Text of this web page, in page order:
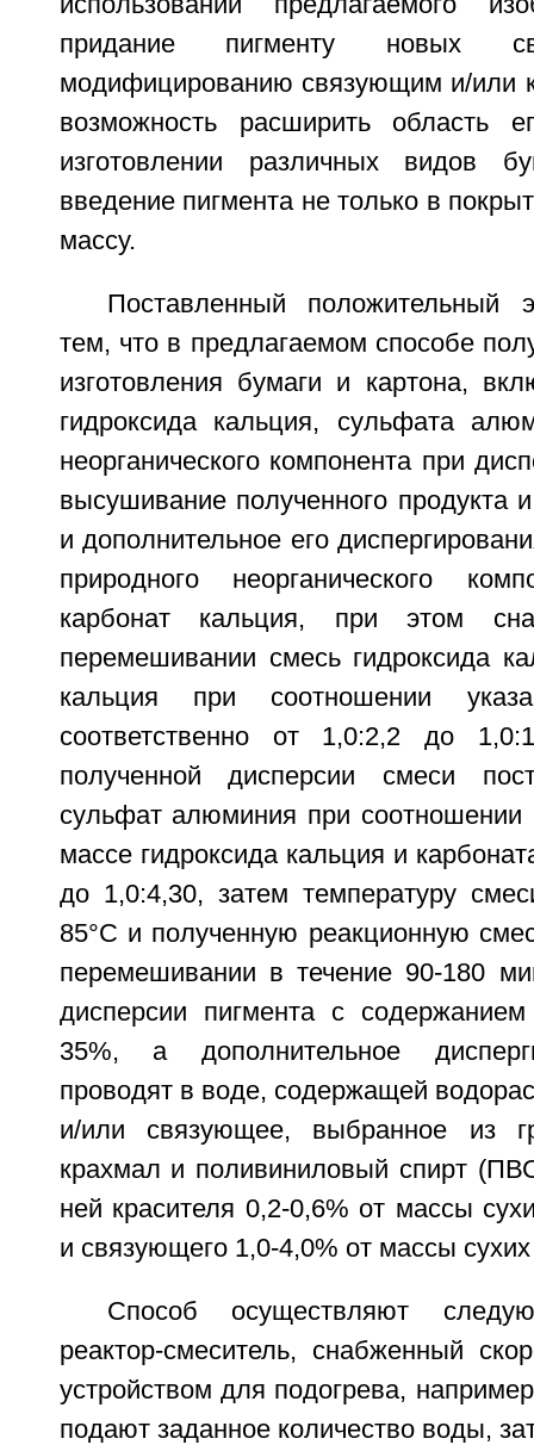
придание пигменту новых
модифицированию связующим и/или
возможность расширить область
изготовлении различных видов
введение пигмента не только в
массу.
Поставленный положительный
тем, что в предлагаемом способе
изготовления бумаги и картона,
гидроксида кальция, сульфата
неорганического компонента при
высушивание полученного продукта
и дополнительное его
природного неорганического
карбонат кальция, при этом
перемешивании смесь гидроксида
кальция при соотношении
соответственно от 1,0:2,2 до
полученной дисперсии смеси
сульфат алюминия при соотношении
массе гидроксида кальция и
до 1,0:4,30, затем температуру
85°С и полученную реакционную
перемешивании в течение 90-180
дисперсии пигмента с
35%, а дополнительное
проводят в воде, содержащей
и/или связующее, выбранное из
крахмал и поливиниловый спирт
ней красителя 0,2-0,6% от массы
и связующего 1,0-4,0% от массы
Способ осуществляют
реактор-смеситель, снабженный
устройством для подогрева,
подают заданное количество воды,